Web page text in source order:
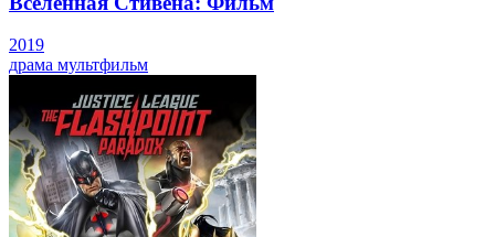
2019
драма мультфильм